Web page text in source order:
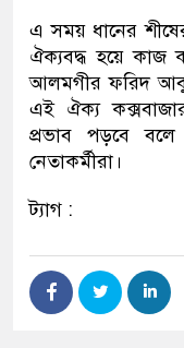
এ সময় ধানের
ঐক্যবদ্ধ হয়ে কাজ
আলমগীর ফরিদ
এই ঐক্য
প্রভাব পড়বে
নেতাকর্মীরা।
ট্যাগ :